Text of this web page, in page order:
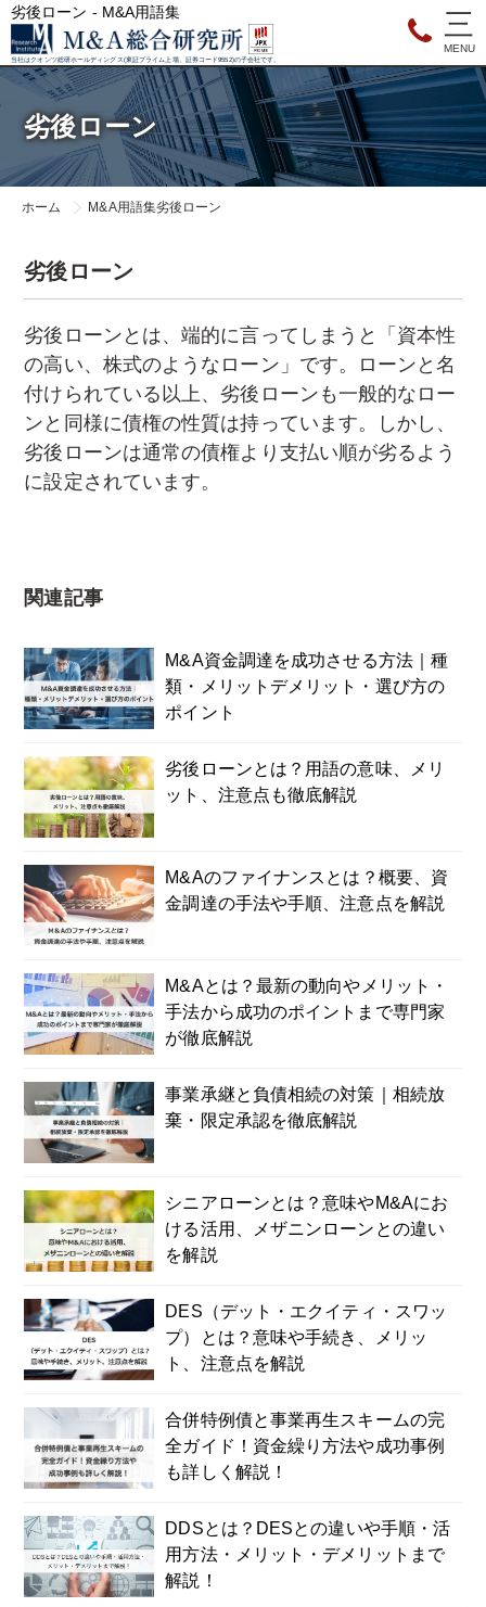
劣後ローン - M&A用語集
当社はクオンツ総研ホールディングス(東証プライム上場、証券コード9552)の子会社です。
劣後ローン
ホーム M&A用語集劣後ローン
劣後ローン
劣後ローンとは、端的に言ってしまうと「資本性
の高い、株式のようなローン」です。ローンと名
付けられている以上、劣後ローンも一般的なロー
ンと同様に債権の性質は持っています。しかし、
劣後ローンは通常の債権より支払い順が劣るよう
に設定されています。
関連記事
M&A資金調達を成功させる方法｜種
類・メリットデメリット・選び方の
ポイント
劣後ローンとは？用語の意味、メリ
ット、注意点も徹底解説
M&Aのファイナンスとは？概要、資
金調達の手法や手順、注意点を解説
M&Aとは？最新の動向やメリット・
手法から成功のポイントまで専門家
が徹底解説
事業承継と負債相続の対策｜相続放
棄・限定承認を徹底解説
シニアローンとは？意味やM&Aにお
ける活用、メザニンローンとの違い
を解説
DES（デット・エクイティ・スワッ
プ）とは？意味や手続き、メリッ
ト、注意点を解説
合併特例債と事業再生スキームの完
全ガイド！資金繰り方法や成功事例
も詳しく解説！
DDSとは？DESとの違いや手順・活
用方法・メリット・デメリットまで
解説！